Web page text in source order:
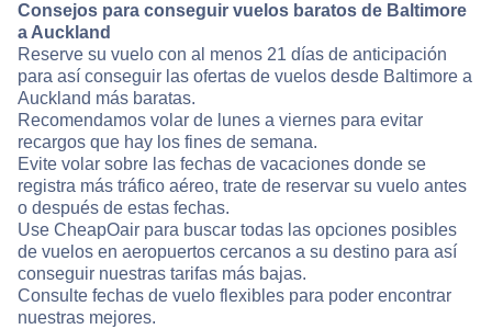
Consejos para conseguir vuelos baratos de Baltimore
a Auckland
Reserve su vuelo con al menos 21 días de anticipación
para así conseguir las ofertas de vuelos desde Baltimore a
Auckland más baratas.
Recomendamos volar de lunes a viernes para evitar
recargos que hay los fines de semana.
Evite volar sobre las fechas de vacaciones donde se
registra más tráfico aéreo, trate de reservar su vuelo antes
o después de estas fechas.
Use CheapOair para buscar todas las opciones posibles
de vuelos en aeropuertos cercanos a su destino para así
conseguir nuestras tarifas más bajas.
Consulte fechas de vuelo flexibles para poder encontrar
nuestras mejores.